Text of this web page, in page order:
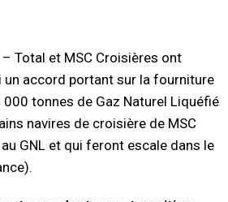
– Total et MSC Croisières ont
un accord portant sur la fourniture
000 tonnes de Gaz Naturel Liquéfié
navires de croisière de MSC
GNL et qui feront escale dans le